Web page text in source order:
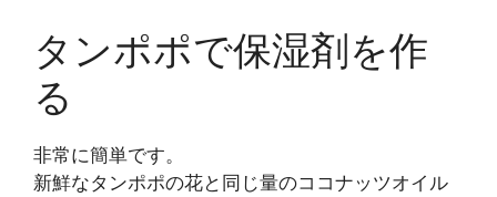
タンポポで保湿剤を作
る
非常に簡単です。
新鮮なタンポポの花と同じ量のココナッツオイル